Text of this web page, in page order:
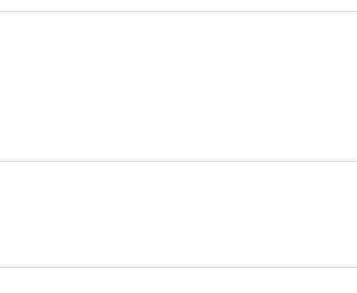
氛围中，细细品味地道的法式风情。
材为核心，对法国美食哲学的一场真挚礼赞
得淋漓尽致。从经典的 Signe's 法式蜗牛，到
油通心粉，融入浓郁松露香气，口感奢华升